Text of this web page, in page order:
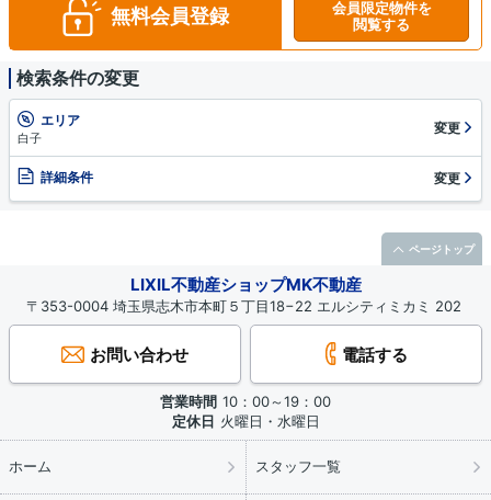
無料会員登録
会員限定物件を
閲覧する
検索条件の変更
エリア
白子
変更
詳細条件 変更
LIXIL不動産ショップMK不動産
〒353-0004 埼玉県志木市本町５丁目18−22 エルシティミカミ 202
お問い合わせ 電話する
営業時間 10：00～19：00
定休日 火曜日・水曜日
ホーム スタッフ一覧
ページトップ